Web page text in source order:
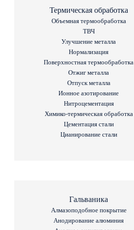
Термическая обработка
Объемная термообработка
ТВЧ
Улучшение металла
Нормализация
Поверхностная термообработка
Отжиг металла
Отпуск металла
Ионное азотирование
Нитроцементация
Химико-термическая обработка
Цементация стали
Цианирование стали
Гальваника
Алмазоподобное покрытие
Анодирование алюминия